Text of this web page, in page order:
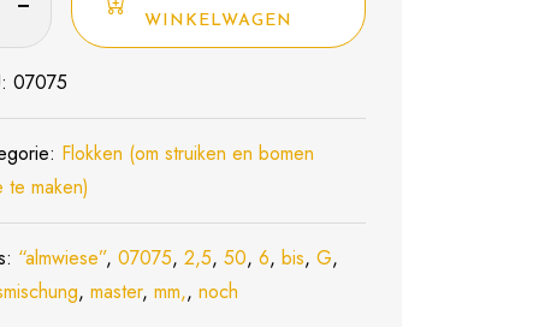
WINKELWAGEN
07075
Flokken (om struiken en bomen
te maken)
“almwiese”,07075,2,5,50,6,bis,G,
,master,mm,,noch